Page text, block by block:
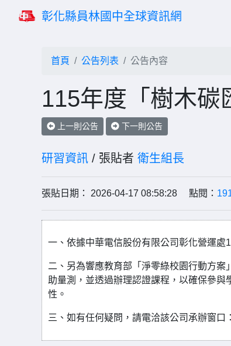
彰化縣員林國中全球資訊網
首頁 公告列表 公告內容
115年度「樹木碳
上一則公告 下一則公告
研習資訊 / 張貼者 衛生組長
張貼日期： 2026-04-17 08:58:28 點閱：
一、依據中華電信股份有限公司彰化營運處
二、另為響應教育部「淨零綠校園行動方
助量測，並透過辦理認證課程，以確保參
性。
三、如有任何疑問，請電洽該公司承辦窗口